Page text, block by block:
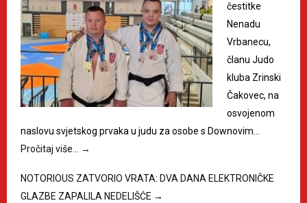
čestitke
Nenadu
Vrbanecu,
članu Judo
kluba Zrinski
Čakovec, na
osvojenom
naslovu svjetskog prvaka u judu za osobe s Downovim…
Pročitaj više… →
NOTORIOUS ZATVORIO VRATA: DVA DANA ELEKTRONIČKE
GLAZBE ZAPALILA NEDELIŠĆE →